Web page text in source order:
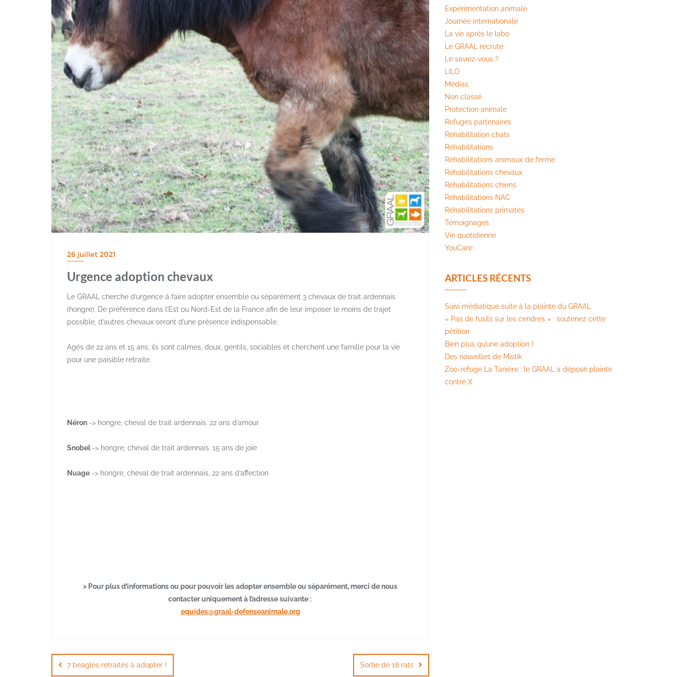
26 juillet 2021
Urgence adoption chevaux
Le GRAAL cherche d’urgence à faire adopter ensemble ou séparément 3 chevaux de trait ardennais
(hongre). De préférence dans l’Est ou Nord-Est de la France afin de leur imposer le moins de trajet
possible, d’autres chevaux seront d’une présence indispensable.
Agés de 22 ans et 15 ans, ils sont calmes, doux, gentils, sociables et cherchent une famille pour la vie
pour une paisible retraite.
Néron -> hongre, cheval de trait ardennais. 22 ans d’amour
Snobel-> hongre, cheval de trait ardennais. 15 ans de joie
Nuage -> hongre, cheval de trait ardennais, 22 ans d’affection
> Pour plus d’informations ou pour pouvoir les adopter ensemble ou séparément, merci de nous
contacter uniquement à l’adresse suivante :
equides@graal-defenseanimale.org
Navigation
de7 beagles retraités à adopter ! Sortie de 18 rats
Expérimentation animale
Journée internationale
La vie après le labo
Le GRAAL recrute
Le saviez-vous ?
LILO
Médias
Non classé
Protection animale
Refuges partenaires
Réhabilitation chats
Réhabilitations
Réhabilitations animaux de ferme
Réhabilitations chevaux
Réhabilitations chiens
Réhabilitations NAC
Réhabilitations primates
Témoignages
Vie quotidienne
YouCare
ARTICLES RÉCENTS
Suivi médiatique suite à la plainte du GRAAL
« Pas de fusils sur les cendres » : soutenez cette
pétition​
Bien plus qu’une adoption !
Des nouvelles de Mistik
Zoo-refuge La Tanière : le GRAAL a déposé plainte
contre X